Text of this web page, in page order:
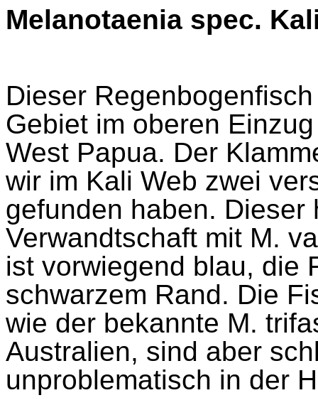
Melanotaenia spec.
Dieser
Gebiet im oberen
West Papua. Der
wir im Kali Web zwei
gefunden haben. Dieser
Verwandtschaft mit M.
ist vorwiegend blau, die
schwarzem Rand. Die
wie der bekannte M.
Australien, sind aber
unproblematisch in der